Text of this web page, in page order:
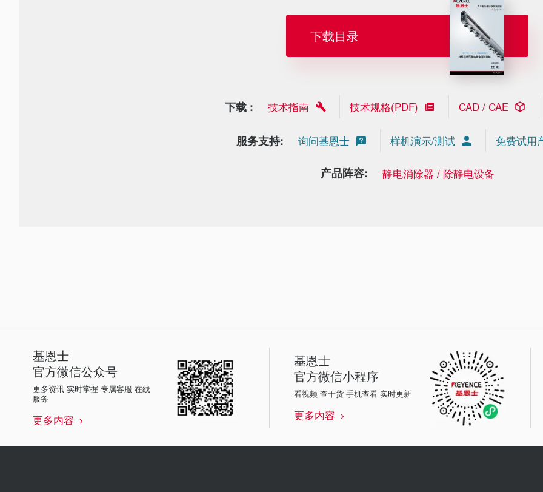
下载目录
下载 : 技术指南 技术规格(PDF) CAD / CAE
服务支持: 询问基恩士 样机演示/测试 免费试用
产品阵容: 静电消除器 / 除静电设备
基恩士
官方微信公众号
更多资讯 实时掌握 专属客服 在线
服务
更多内容
基恩士
官方微信小程序
看视频 查干货 手机查看 实时更新
更多内容